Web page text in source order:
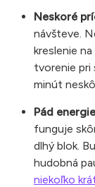
Neskoré
návšteve.
kreslenie
tvorenie pri
minút
Pád
funguje
dlhý blok.
hudobná
niekoľko